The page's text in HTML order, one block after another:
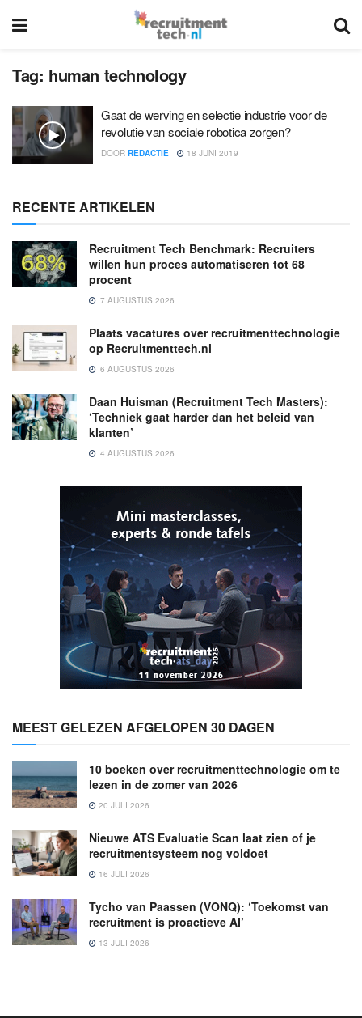
Tag: human technology
Gaat de werving en selectie industrie voor de
revolutie van sociale robotica zorgen?
DOOR REDACTIE 18 JUNI 2019
RECENTE ARTIKELEN
Recruitment Tech Benchmark: Recruiters
willen hun proces automatiseren tot 68
procent
7 AUGUSTUS 2026
Plaats vacatures over recruitmenttechnologie
op Recruitmenttech.nl
6 AUGUSTUS 2026
Daan Huisman (Recruitment Tech Masters):
‘Techniek gaat harder dan het beleid van
klanten’
4 AUGUSTUS 2026
MEEST GELEZEN AFGELOPEN 30 DAGEN
10 boeken over recruitmenttechnologie om te
lezen in de zomer van 2026
20 JULI 2026
Nieuwe ATS Evaluatie Scan laat zien of je
recruitmentsysteem nog voldoet
16 JULI 2026
Tycho van Paassen (VONQ): ‘Toekomst van
recruitment is proactieve AI’
13 JULI 2026